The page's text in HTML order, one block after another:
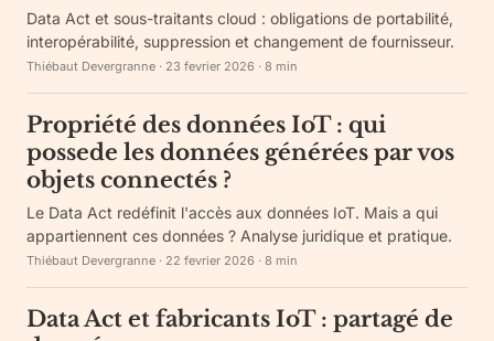
Data Act et sous-traitants cloud : obligations de portabilité,
interopérabilité, suppression et changement de fournisseur.
Thiébaut Devergranne · 23 fevrier 2026 · 8 min
Propriété des données IoT : qui
possede les données générées par vos
objets connectés ?
Le Data Act redéfinit l'accès aux données IoT. Mais a qui
appartiennent ces données ? Analyse juridique et pratique.
Thiébaut Devergranne · 22 fevrier 2026 · 8 min
Data Act et fabricants IoT : partagé de